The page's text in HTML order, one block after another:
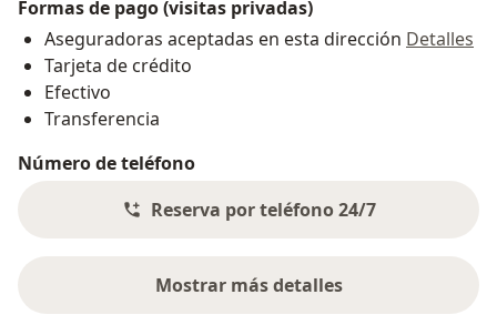
Formas de pago (visitas privadas)
Aseguradoras aceptadas en esta dirección Detalles
Tarjeta de crédito
Efectivo
Transferencia
Número de teléfono
Reserva por teléfono 24/7
Mostrar más detalles
sobre la dirección